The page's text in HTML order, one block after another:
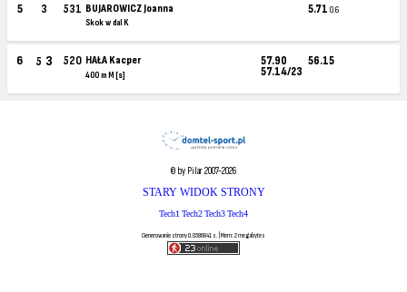
5 3 531 BUJAROWICZ Joanna
Skok w dal K
5.71 0.6
6 5 3 520 HAŁA Kacper
400 m M [s]
57.90
57.14/23
56.15
© by Pilar 2007-2026
STARY WIDOK STRONY
Tech1 Tech2Tech3Tech4
Generowanie strony 0.0586841 s. | Mem: 2 megabytes